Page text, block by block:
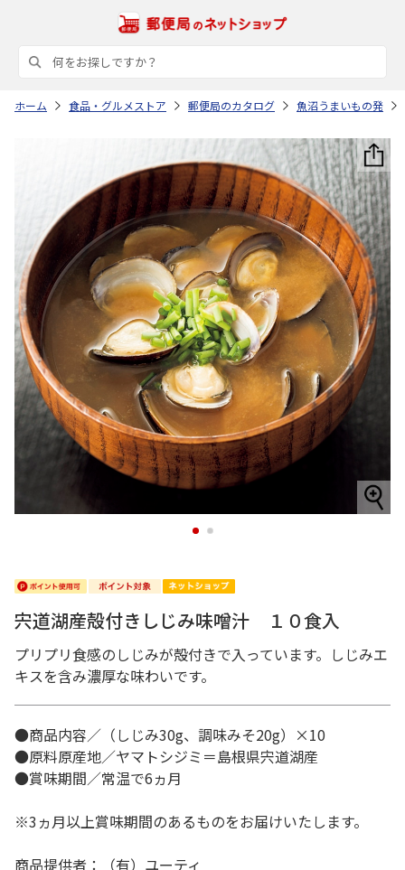
ホーム 食品・グルメストア 郵便局のカタログ 魚沼うまいもの発
1 2
宍道湖産殻付きしじみ味噌汁 １０食入
プリプリ食感のしじみが殻付きで入っています。しじみエ
キスを含み濃厚な味わいです。
●商品内容／（しじみ30g、調味みそ20g）×10
●原料原産地／ヤマトシジミ＝島根県宍道湖産
●賞味期間／常温で6ヵ月
※3ヵ月以上賞味期間のあるものをお届けいたします。
商品提供者：（有）ユーティ